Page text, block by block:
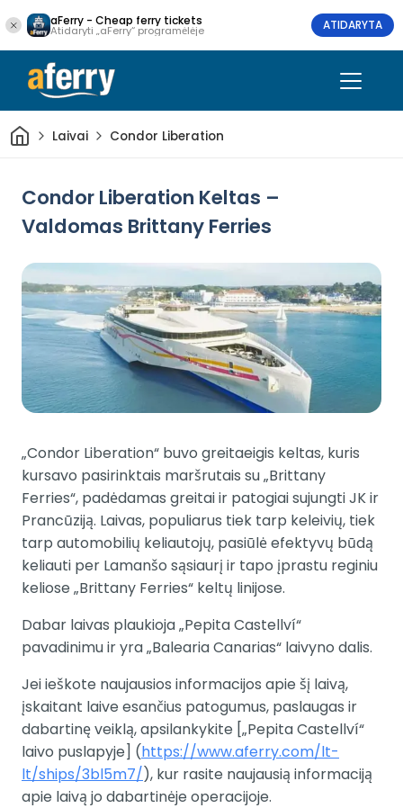
aFerry - Cheap ferry tickets
Atidaryti „aFerry“ programėlėje ATIDARYTA
Pradžia
Laivai Condor Liberation
Condor Liberation Keltas –
Valdomas Brittany Ferries
„Condor Liberation“ buvo greitaeigis keltas, kuris
kursavo pasirinktais maršrutais su „Brittany
Ferries“, padėdamas greitai ir patogiai sujungti JK ir
Prancūziją. Laivas, populiarus tiek tarp keleivių, tiek
tarp automobilių keliautojų, pasiūlė efektyvų būdą
keliauti per Lamanšo sąsiaurį ir tapo įprastu reginiu
keliose „Brittany Ferries“ keltų linijose.
Dabar laivas plaukioja „Pepita Castellví“
pavadinimu ir yra „Balearia Canarias“ laivyno dalis.
Jei ieškote naujausios informacijos apie šį laivą,
įskaitant laive esančius patogumus, paslaugas ir
dabartinę veiklą, apsilankykite [„Pepita Castellví“
laivo puslapyje] (https://www.aferry.com/lt-
lt/ships/3bl5m7/), kur rasite naujausią informaciją
apie laivą jo dabartinėje operacijoje.